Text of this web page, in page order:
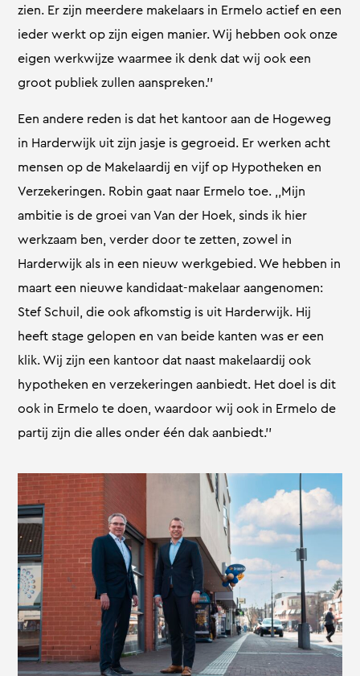
zien. Er zijn meerdere makelaars in Ermelo actief en een
ieder werkt op zijn eigen manier. Wij hebben ook onze
eigen werkwijze waarmee ik denk dat wij ook een
groot publiek zullen aanspreken.’’
Een andere reden is dat het kantoor aan de Hogeweg
in Harderwijk uit zijn jasje is gegroeid. Er werken acht
mensen op de Makelaardij en vijf op Hypotheken en
Verzekeringen. Robin gaat naar Ermelo toe. ,,Mijn
ambitie is de groei van Van der Hoek, sinds ik hier
werkzaam ben, verder door te zetten, zowel in
Harderwijk als in een nieuw werkgebied. We hebben in
maart een nieuwe kandidaat-makelaar aangenomen:
Stef Schuil, die ook afkomstig is uit Harderwijk. Hij
heeft stage gelopen en van beide kanten was er een
klik. Wij zijn een kantoor dat naast makelaardij ook
hypotheken en verzekeringen aanbiedt. Het doel is dit
ook in Ermelo te doen, waardoor wij ook in Ermelo de
partij zijn die alles onder één dak aanbiedt.’’